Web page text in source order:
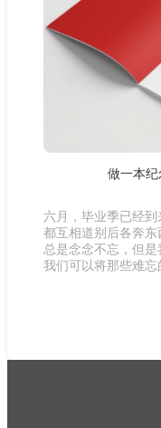
做一本纪
六月，毕业季已经
都互相道别后各奔东
总是念念不忘，但
我们可以将那些难忘